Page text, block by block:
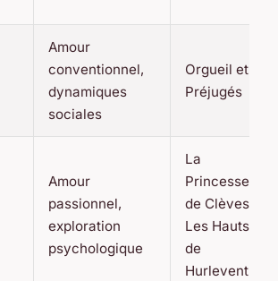
Amour
conventionnel,
dynamiques
sociales
Orgueil et
Préjugés
Amour
passionnel,
exploration
psychologique
La
Princesse
de Clèves,
Les Hauts
de
Hurlevent